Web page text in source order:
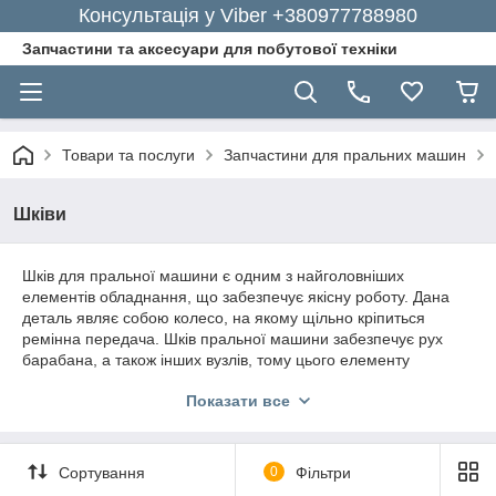
Консультація у Viber +380977788980
Запчастини та аксесуари для побутової техніки
Товари та послуги Запчастини для пральних машин
Шківи
Шків для пральної машини є одним з найголовніших
елементів обладнання, що забезпечує якісну роботу. Дана
деталь являє собою колесо, на якому щільно кріпиться
ремінна передача. Шків пральної машини забезпечує рух
барабана, а також інших вузлів, тому цього елементу
При поломці шківа, ви не зможете
нового прального обладнання. Ви завжди
Показати все
Сортування 0 Фільтри